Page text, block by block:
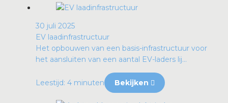
30 juli 2025
EV laadinfrastructuur
Het opbouwen van een basis-infrastructuur voor
het aansluiten van een aantal EV-laders lij...
Leestijd: 4 minuten Bekijken